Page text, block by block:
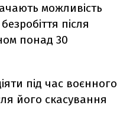
можливість
після
понад 30
під час воєнного
його скасування